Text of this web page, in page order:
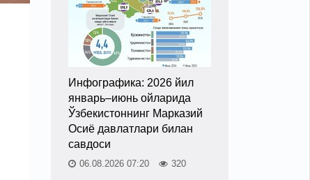
Инфографика: 2026 йил
январь–июнь ойларида
Ўзбекистоннинг Марказий
Осиё давлатлари билан
савдоси
06.08.2026 07:20 320